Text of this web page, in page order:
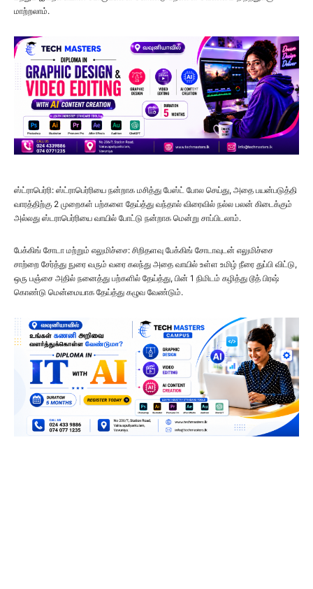
மாற்றலாம்.
ஸ்ட்ராபெர்ரி: ஸ்ட்ராபெர்ரியை நன்றாக மசித்து பேஸ்ட் போல செய்து, அதை பயன்படுத்தி
வாரத்திற்கு 2 முறைகள் பற்களை தேய்த்து வந்தால் விரைவில் நல்ல பலன் கிடைக்கும்
அல்லது ஸ்டராபெர்ரியை வாயில் போட்டு நன்றாக மென்று சாப்பிடலாம்.
பேக்கிங் சோடா மற்றும் எலுமிச்சை: சிறிதளவு பேக்கிங் சோடாவுடன் எலுமிச்சை
சாற்றை சேர்த்து நுரை வரும் வரை கலந்து அதை வாயில் உள்ள உமிழ் நீரை துப்பி விட்டு,
ஒரு பஞ்சை அதில் நனைத்து பற்களில் தேய்த்து, பின் 1 நிமிடம் கழித்து டூத் பிரஷ்
கொண்டு மென்மையாக தேய்த்து கழுவ வேண்டும்.